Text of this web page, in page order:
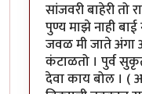
सांजवरी बाहेरी तो
पुण्य माझे नाही बाई
जवळ मी जाते
कंटाळतो । पुर्व
देवा काय बोल । (